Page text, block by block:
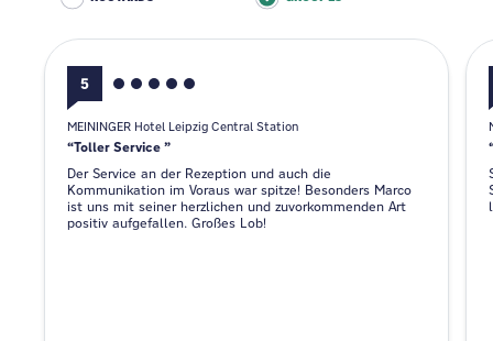
5
MEININGER Hotel Leipzig Central Station
Toller Service
Der Service an der Rezeption und auch die
Kommunikation im Voraus war spitze! Besonders Marco
ist uns mit seiner herzlichen und zuvorkommenden Art
positiv aufgefallen. Großes Lob!